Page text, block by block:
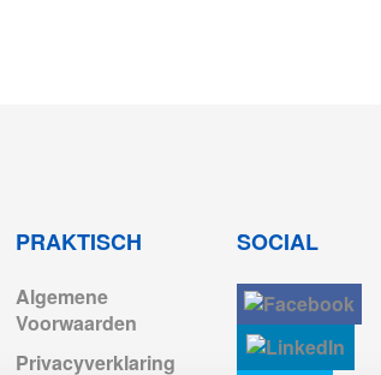
PRAKTISCH
Algemene
Voorwaarden
Privacyverklaring
SOCIAL